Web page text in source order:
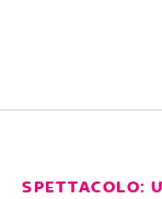
SPETTACOLO: